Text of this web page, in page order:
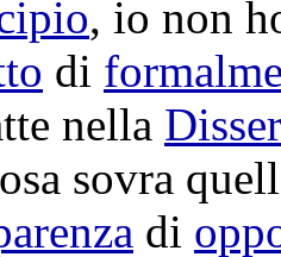
, io non
di
nella
sovra
di